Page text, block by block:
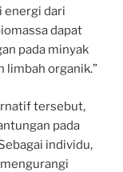
energi dari
dapat
pada minyak
limbah organik.”
tersebut,
pada
individu,